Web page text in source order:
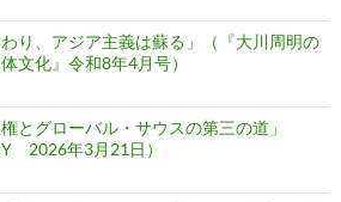
り、アジア主義は蘇る」（『大川周明の
文化』令和8年4月号）
とグローバル・サウスの第三の道」
2026年3月21日）